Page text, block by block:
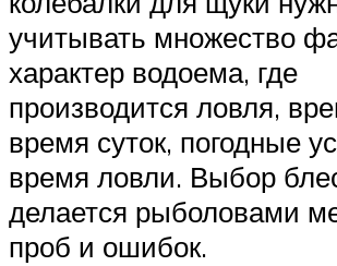
учитывать множество
характер водоема, где
производится ловля,
время суток, погодные
время ловли. Выбор
делается рыболовами
проб и ошибок.